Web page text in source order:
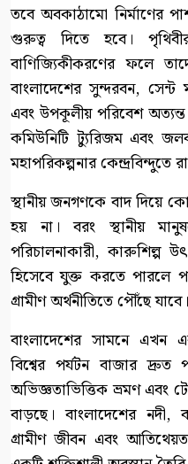
তবে অবকাঠামো নির্মাণের
গুরুত্ব দিতে হবে।
বাণিজ্যিকীকরণের ফলে
বাংলাদেশের সুন্দরবন, সেন্ট
এবং উপকূলীয় পরিবেশ
কমিউনিটি ট্যুরিজম এবং
মহাপরিকল্পনার কেন্দ্রবিন্দুতে
স্থানীয় জনগণকে বাদ দিয়ে
হয় না। বরং স্থানীয়
পরিচালনাকারী, কারুশিল্প
হিসেবে যুক্ত করতে পারলে
গ্রামীণ অর্থনীতিতে পৌঁছে যাবে।
বাংলাদেশের সামনে এখন
বিশ্বের পর্যটন বাজার দ্রুত
অভিজ্ঞতাভিত্তিক ভ্রমণ এবং
বাড়ছে। বাংলাদেশের
গ্রামীণ জীবন এবং